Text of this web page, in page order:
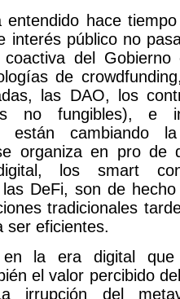
entendido hace
interés público no
coactiva del
de
las DAO, los
no fungibles), e
están
organiza en pro de
los smart
las DeFi, son de
tradicionales
ser eficientes.
la era digital que
el valor percibido
irrupción del